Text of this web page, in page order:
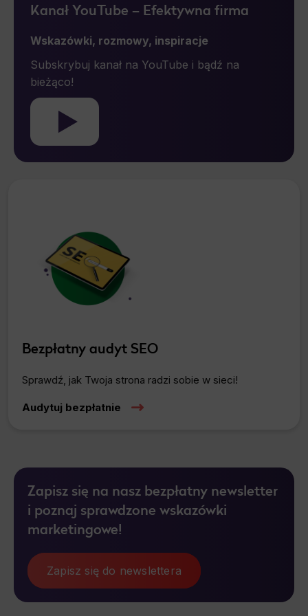
Działem Obsługi Klienta tel. 22 457 30 95 lub email
przetwarzania, którego dokonano na podstawie
zgody przed jej cofnięciem.*
Kanał YouTube – Efektywna firma
Wskazówki, rozmowy, inspiracje
Subskrybuj kanał na YouTube i bądź na
bieżąco!
Bezpłatny audyt SEO
Sprawdź, jak Twoja strona radzi sobie w sieci!
Audytuj bezpłatnie
Zapisz się na nasz bezpłatny newsletter
i poznaj sprawdzone wskazówki
marketingowe!
Zapisz się do newslettera